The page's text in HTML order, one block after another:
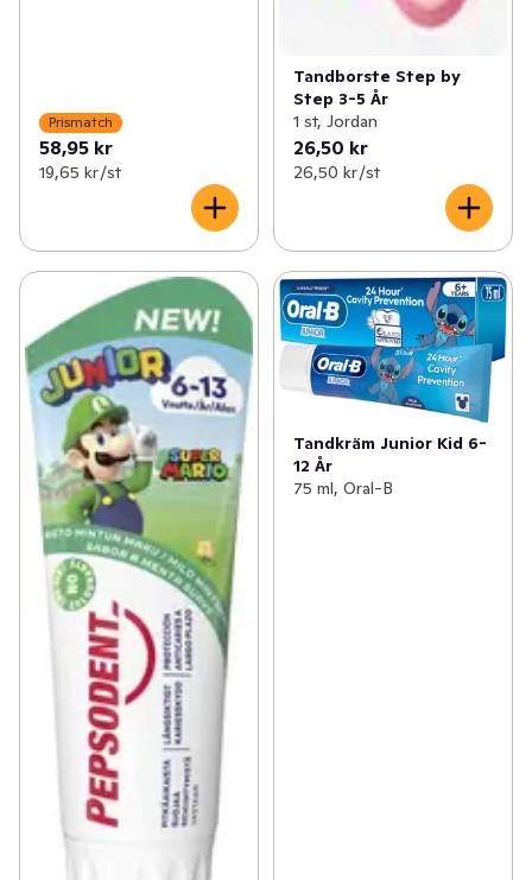
Prismatch
58,95 kr
19,65 kr /st
Tandborste Step by
Step 3-5 År
1 st, Jordan
26,50 kr
26,50 kr /st
Tandkräm Junior Kid 6-
12 År
75 ml, Oral-B